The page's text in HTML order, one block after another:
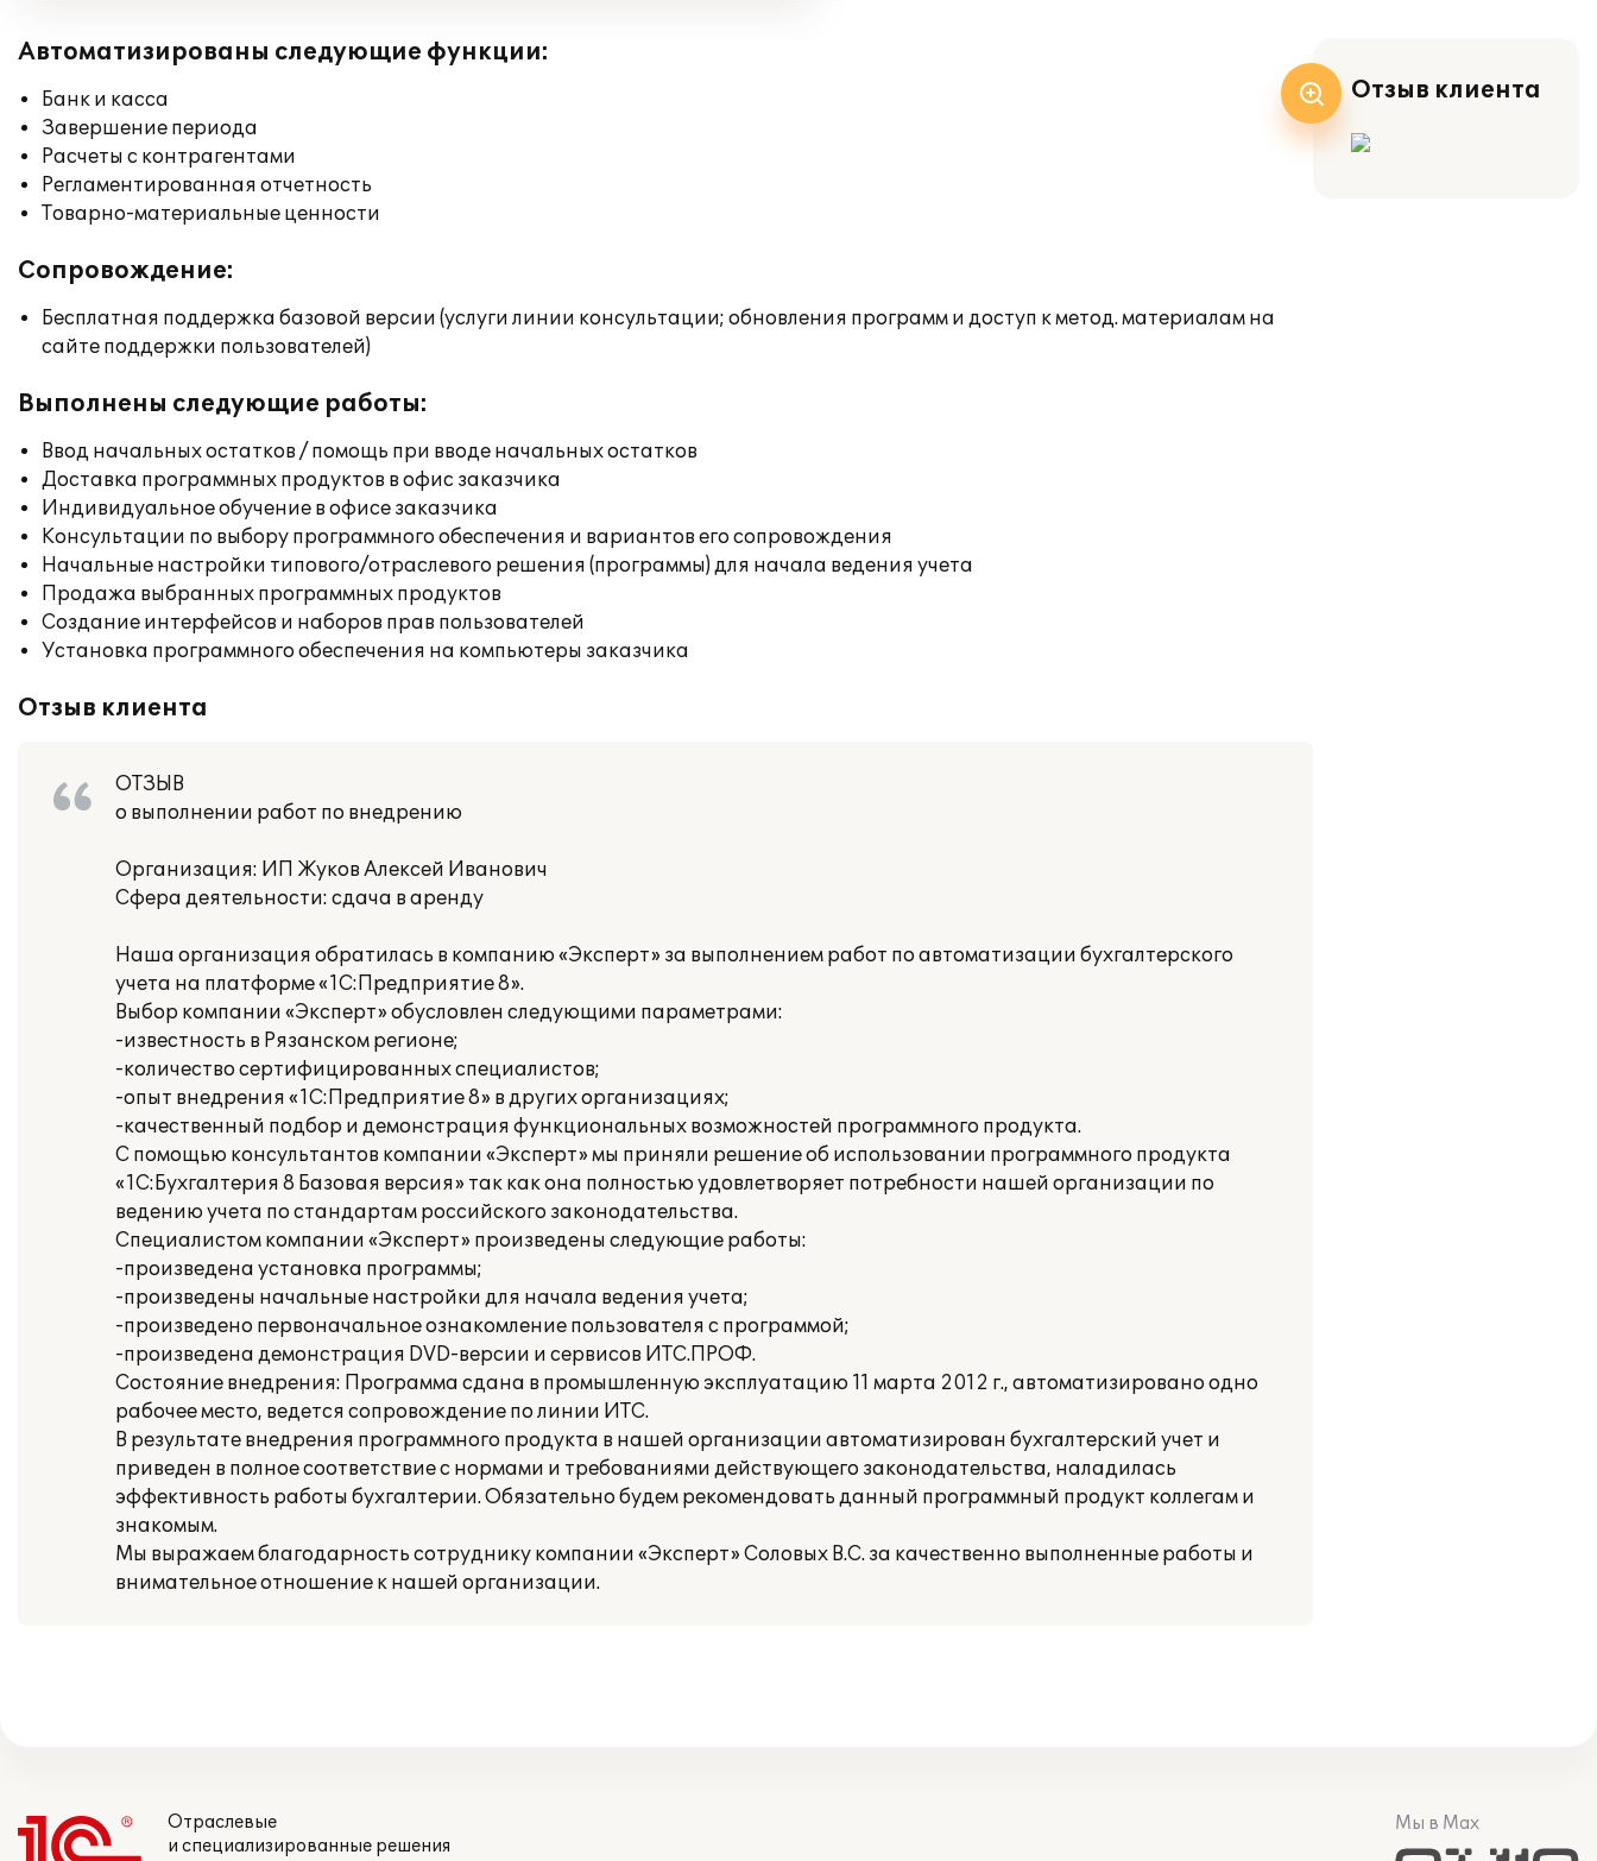
Автоматизированы следующие функции:
Банк и касса
Завершение периода
Расчеты с контрагентами
Регламентированная отчетность
Товарно-материальные ценности
Сопровождение:
Бесплатная поддержка базовой версии (услуги линии консультации; обновления программ и доступ к метод. материалам на
сайте поддержки пользователей)
Выполнены следующие работы:
Ввод начальных остатков / помощь при вводе начальных остатков
Доставка программных продуктов в офис заказчика
Индивидуальное обучение в офисе заказчика
Консультации по выбору программного обеспечения и вариантов его сопровождения
Начальные настройки типового/отраслевого решения (программы) для начала ведения учета
Продажа выбранных программных продуктов
Создание интерфейсов и наборов прав пользователей
Установка программного обеспечения на компьютеры заказчика
Отзыв клиента
ОТЗЫВ
о выполнении работ по внедрению
Организация: ИП Жуков Алексей Иванович
Сфера деятельности: сдача в аренду
Наша организация обратилась в компанию «Эксперт» за выполнением работ по автоматизации бухгалтерского
учета на платформе «1С:Предприятие 8».
Выбор компании «Эксперт» обусловлен следующими параметрами:
-известность в Рязанском регионе;
-количество сертифицированных специалистов;
-опыт внедрения «1С:Предприятие 8» в других организациях;
-качественный подбор и демонстрация функциональных возможностей программного продукта.
С помощью консультантов компании «Эксперт» мы приняли решение об использовании программного продукта
«1С:Бухгалтерия 8 Базовая версия» так как она полностью удовлетворяет потребности нашей организации по
ведению учета по стандартам российского законодательства.
Специалистом компании «Эксперт» произведены следующие работы:
-произведена установка программы;
-произведены начальные настройки для начала ведения учета;
-произведено первоначальное ознакомление пользователя с программой;
-произведена демонстрация DVD-версии и сервисов ИТС.ПРОФ.
Состояние внедрения: Программа сдана в промышленную эксплуатацию 11 марта 2012 г., автоматизировано одно
рабочее место, ведется сопровождение по линии ИТС.
В результате внедрения программного продукта в нашей организации автоматизирован бухгалтерский учет и
приведен в полное соответствие с нормами и требованиями действующего законодательства, наладилась
эффективность работы бухгалтерии. Обязательно будем рекомендовать данный программный продукт коллегам и
знакомым.
Мы выражаем благодарность сотруднику компании «Эксперт» Соловых В.С. за качественно выполненные работы и
внимательное отношение к нашей организации.
Отзыв клиента
Отраслевые
и специализированные решения
Мы в Max